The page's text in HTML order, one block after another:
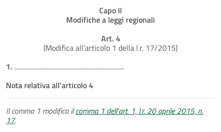
Capo II
Modifiche a leggi regionali
Art. 4
(Modifica all’articolo 1 della l.r. 17/2015)
1. ..........................................................................
Nota relativa all'articolo 4
Il comma 1 modifica ilcomma 1 dell'art. 1, l.r. 20 aprile 2015, n.
17.